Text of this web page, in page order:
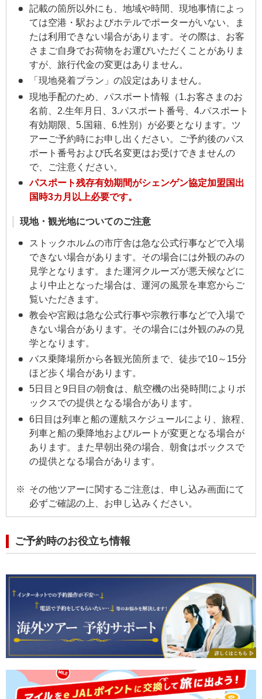
記載の箇所以外にも、地域や時間、現地事情によっ
ては空港・駅およびホテルでポーターがいない、ま
たは利用できない場合があります。その際は、お客
さまご自身でお荷物をお運びいただくことがありま
すが、旅行代金の変更はありません。
「現地発着プラン」の設定はありません。
現地手配のため、パスポート情報（1.お客さまのお
名前、2.生年月日、3.パスポート番号、4.パスポート
有効期限、5.国籍、6.性別）が必要となります。ツ
アーご予約時にお申し出ください。ご予約後のパス
ポート番号および氏名変更はお受けできませんの
で、ご注意ください。
パスポート残存有効期間がシェンゲン協定加盟国出
国時3カ月以上必要です。
現地・観光地についてのご注意
ストックホルムの市庁舎は急な公式行事などで入場
できない場合があります。その場合には外観のみの
見学となります。また運河クルーズが悪天候などに
より中止となった場合は、運河の風景を車窓からご
覧いただきます。
教会や宮殿は急な公式行事や宗教行事などで入場で
きない場合があります。その場合には外観のみの見
学となります。
バス乗降場所から各観光箇所まで、徒歩で10～15分
ほど歩く場合があります。
5日目と9日目の朝食は、航空機の出発時間によりボ
ックスでの提供となる場合があります。
6日目は列車と船の運航スケジュールにより、旅程、
列車と船の乗降地およびルートが変更となる場合が
あります。また早朝出発の場合、朝食はボックスで
の提供となる場合があります。
その他ツアーに関するご注意は、申し込み画面にて
必ずご確認の上、お申し込みください。
ご予約時のお役立ち情報